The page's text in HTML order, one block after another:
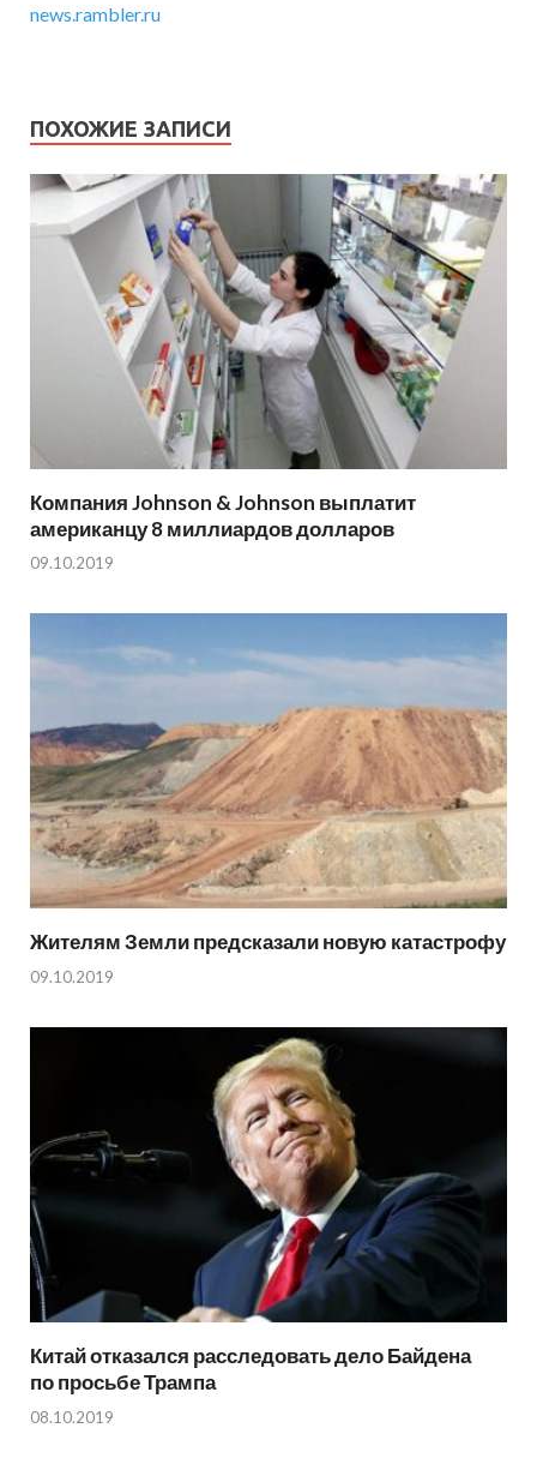
news.rambler.ru
ПОХОЖИЕ ЗАПИСИ
Компания Johnson & Johnson выплатит
американцу 8 миллиардов долларов
09.10.2019
Жителям Земли предсказали новую катастрофу
09.10.2019
Китай отказался расследовать дело Байдена
по просьбе Трампа
08.10.2019